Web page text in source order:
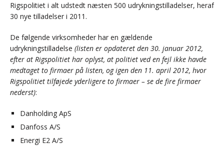
Rigspolitiet i alt udstedt næsten 500 udrykningstilladelser, heraf
30 nye tilladelser i 2011.
De følgende virksomheder har en gældende
udrykningstilladelse (listen er opdateret den 30. januar 2012,
efter at Rigspolitiet har oplyst, at politiet ved en fejl ikke havde
medtaget to firmaer på listen, og igen den 11. april 2012, hvor
Rigspolitiet tilføjede yderligere to firmaer – se de fire firmaer
nederst):
Danholding ApS
Danfoss A/S
Energi E2 A/S